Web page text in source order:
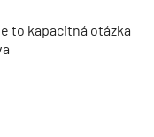
to kapacitná otázka